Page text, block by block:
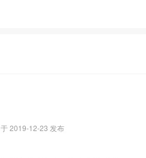
于 2019-12-23 发布